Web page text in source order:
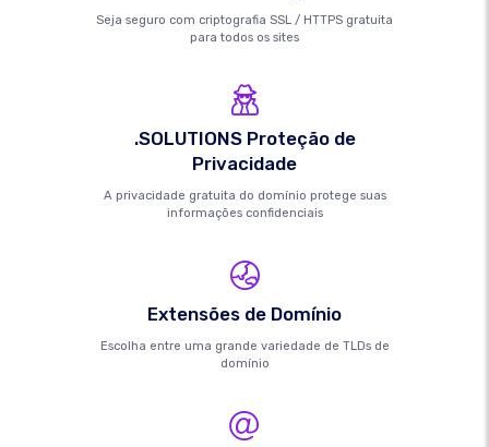
Seja seguro com criptografia SSL / HTTPS gratuita
para todos os sites
.SOLUTIONS Proteção de
Privacidade
A privacidade gratuita do domínio protege suas
informações confidenciais
Extensões de Domínio
Escolha entre uma grande variedade de TLDs de
domínio